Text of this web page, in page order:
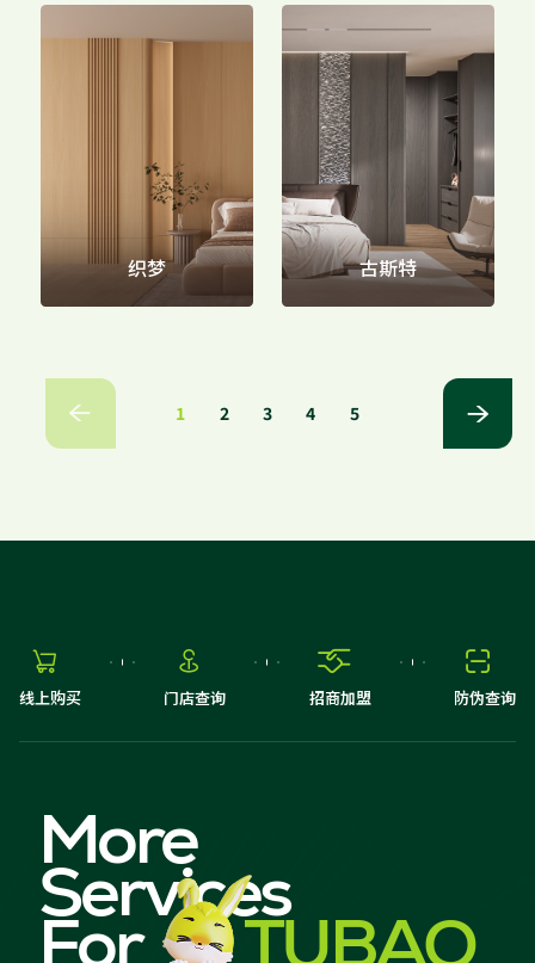
织梦 古斯特
 1 2 3 4 5 

线上购买

门店查询

招商加盟

防伪查询
More
Services
For TUBAO